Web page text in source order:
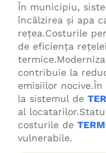
În municipiu,
încălzirea și apa
rețea.Costurile
de eficiența
contribuie la
emisiilor
la sistemul de
al
costurile de
vulnerabile.